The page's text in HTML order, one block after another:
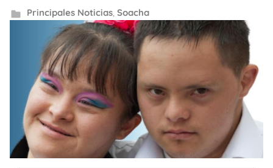
Principales Noticias, Soacha